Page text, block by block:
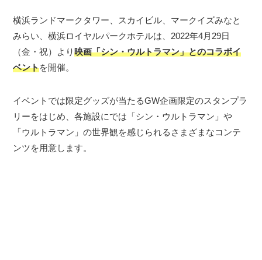
横浜ランドマークタワー、スカイビル、マークイズみなと
みらい、横浜ロイヤルパークホテルは、2022年4月29日
（金・祝）より映画「シン・ウルトラマン」とのコラボイ
ベントを開催。
イベントでは限定グッズが当たるGW企画限定のスタンプラ
リーをはじめ、各施設にでは「シン・ウルトラマン」や
「ウルトラマン」の世界観を感じられるさまざまなコンテ
ンツを用意します。